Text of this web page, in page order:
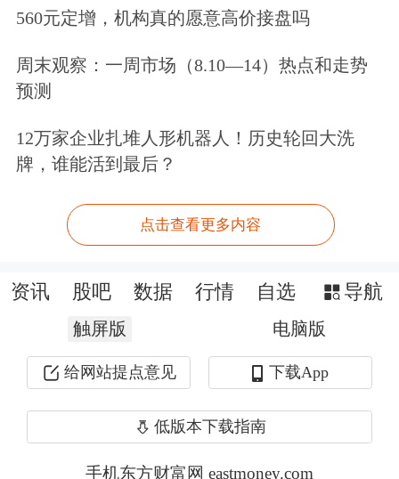
与2024年三季度货币政策执行报告相
比，四季度货币政策执行报告体现了中
央经济工作会议精神，结合货币政策委
员会四季度例会进行了调整：
形势。去年三季度报告称“当前外部环
放缓”，四季度报告则指出“当前外部环
境变化带来的不利影响加深”，更突出
外部环境的不利影响。此外，去年三季
度报告认为“国内经济仍面临有效需求
不足、社会预期偏弱等挑战”，四季度
560元定增，机构真的愿意高价接盘吗
周末观察：一周市场（8.10—14）热点和走势
预测
12万家企业扎堆人形机器人！历史轮回大洗
牌，谁能活到最后？
点击查看更多内容
资讯 股吧 数据 行情 自选 导航
触屏版 电脑版
给网站提点意见 下载App
低版本下载指南
手机东方财富网 eastmoney.com